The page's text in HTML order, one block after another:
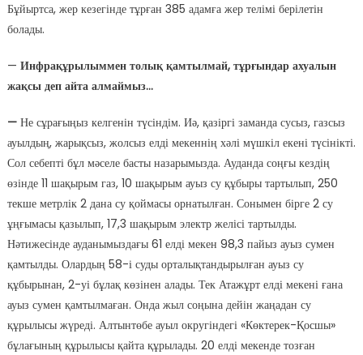
Бұйыртса, жер кезегінде тұрған 385 адамға жер телімі берілетін
болады.
— Инфрақұрылыммен толық қамтылмай, тұрғындар ахуалын
жақсы деп айта алмаймыз…
— Не сұрағыңыз келгенін түсіндім. Иә, қазіргі заманда сусыз, газсыз
ауылдың, жарықсыз, жолсыз елді мекеннің хәлі мүшкіл екені түсінікті.
Сол себепті бұл мәселе басты назарымызда. Ауданда соңғы кездің
өзінде 11 шақырым газ, 10 шақырым ауыз су құбыры тартылып, 250
текше метрлік 2 дана су қоймасы орнатылған. Сонымен бірге 2 су
ұңғымасы қазылып, 17,3 шақырым электр желісі тартылды.
Нәтижесінде ауданымыздағы 61 елді мекен 98,3 пайыз ауыз сумен
қамтылды. Олардың 58-і суды орталықтандырылған ауыз су
құбырынан, 2-уі бұлақ көзінен алады. Тек Атажұрт елді мекені ғана
ауыз сумен қамтылмаған. Онда жыл соңына дейін жаңадан су
құрылысы жүреді. Алтынтөбе ауыл округіндегі «Көктерек-Қосшы»
бұлағының құрылысы қайта құрылады. 20 елді мекенде тозған